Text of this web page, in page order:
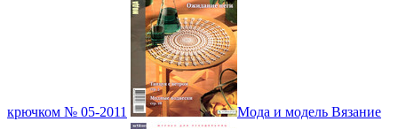
крючком № 05-2011 Мода и модель Вязание